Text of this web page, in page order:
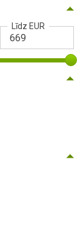
Līdz EUR